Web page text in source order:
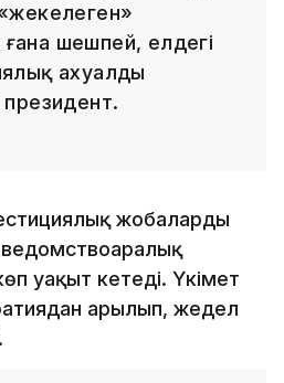
шешпей, елдегі
ахуалды
жобаларды
уақыт кетеді. Үкімет
арылып, жедел